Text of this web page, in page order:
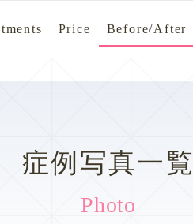
Price Before/After
症例写真一覧
Photo